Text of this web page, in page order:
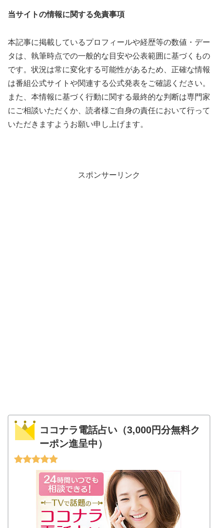
当サイトの情報に関する免責事項
本記事に掲載しているプロフィールや経歴等の数値・デー
タは、執筆時点での一般的な目安や公表範囲に基づくもの
です。状況は常に変化する可能性があるため、正確な情報
は番組公式サイトや関連する公式発表をご確認ください。
また、本情報に基づく行動に関する最終的な判断は専門家
にご相談いただくか、読者様ご自身の責任において行って
いただきますようお願い申し上げます。
スポンサーリンク
ココナラ電話占い（3,000円分無料ク
ーポン進呈中）